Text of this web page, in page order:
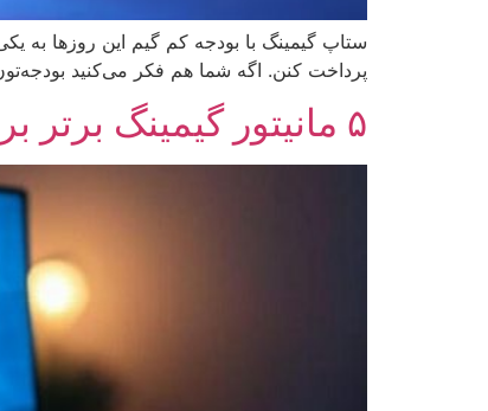
ستاپ گیمینگ با بودجه کم گیم این روزها به
پرداخت کنن. اگه شما هم فکر می‌کنید
۵ مانیتور گیمینگ برتر برای بازی های FPS